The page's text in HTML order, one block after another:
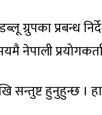
ग्रुपका प्रबन्ध
नेपाली
सन्तुष्ट हुनुहुन्छ